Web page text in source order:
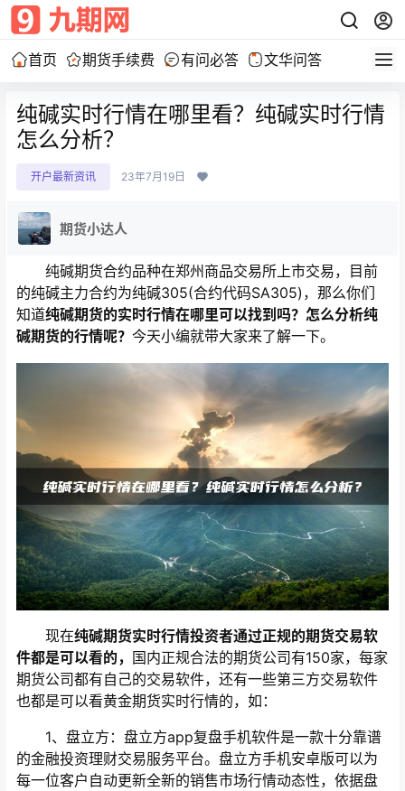
首页 期货手续费 有问必答 文华问答
纯碱实时行情在哪里看？纯碱实时行情
怎么分析？
开户最新资讯 23年7月19日
期货小达人
纯碱期货合约品种在郑州商品交易所上市交易，目前
的纯碱主力合约为纯碱305(合约代码SA305)，那么你们
知道纯碱期货的实时行情在哪里可以找到吗？怎么分析纯
碱期货的行情呢？ 今天小编就带大家来了解一下。
现在纯碱期货实时行情投资者通过正规的期货交易软
件都是可以看的， 国内正规合法的期货公司有150家，每家
期货公司都有自己的交易软件，还有一些第三方交易软件
也都是可以看黄金期货实时行情的，如：
1、盘立方：盘立方app复盘手机软件是一款十分靠谱
的金融投资理财交易服务平台。盘立方手机安卓版可以为
每一位客户自动更新全新的销售市场行情动态性，依据盘